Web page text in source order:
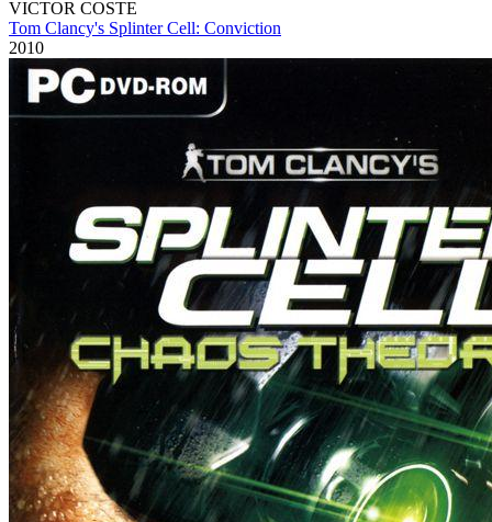
VICTOR COSTE
Tom Clancy's Splinter Cell: Conviction
2010